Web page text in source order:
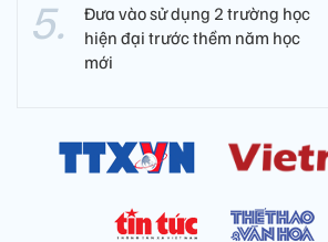
Đưa vào sử dụng 2 trường học
hiện đại trước thềm năm học
mới